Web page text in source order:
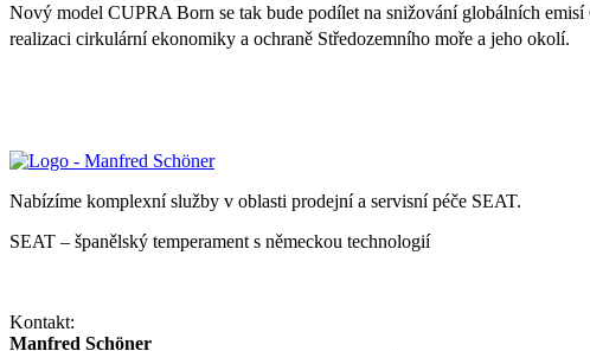
Nový model CUPRA Born se tak bude podílet na snižování globálních emisí
realizaci cirkulární ekonomiky a ochraně Středozemního moře a jeho okolí.
Nabízíme komplexní služby v oblasti prodejní a servisní péče SEAT.
SEAT – španělský temperament s německou technologií
Kontakt:
Manfred Schöner